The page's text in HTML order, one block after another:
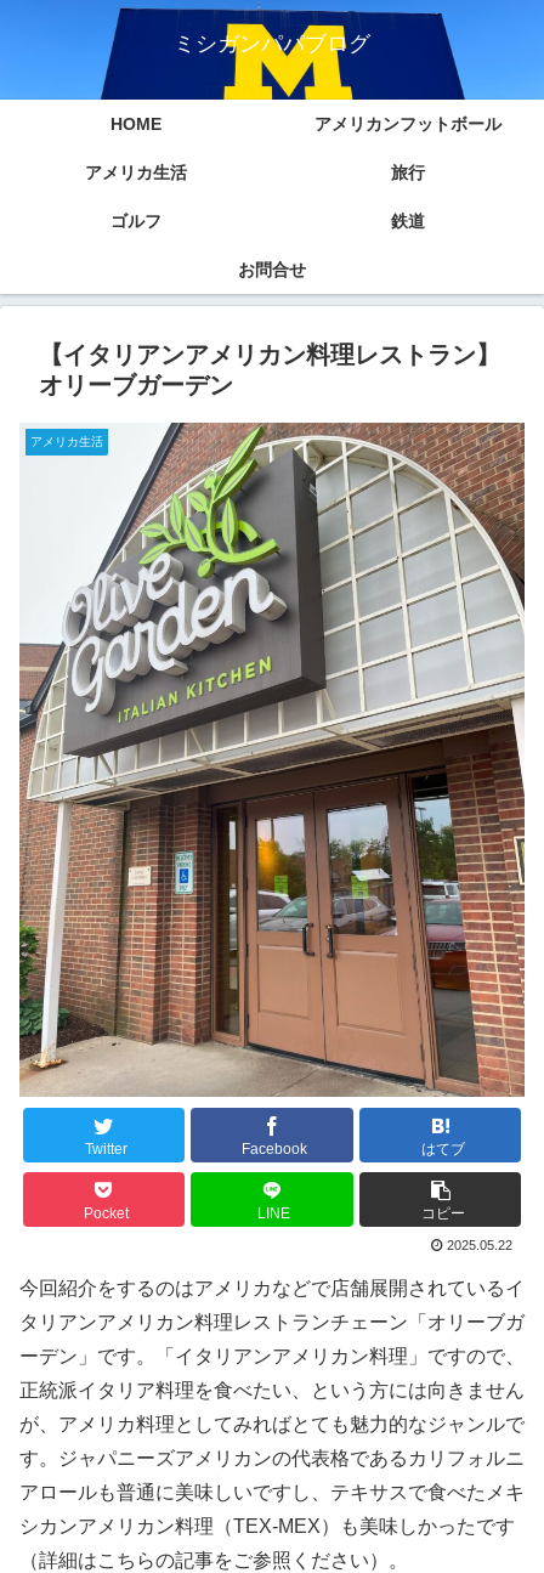
ミシガンパパブログ
HOME アメリカンフットボール
アメリカ生活 旅行
ゴルフ 鉄道
お問合せ
【イタリアンアメリカン料理レストラン】
オリーブガーデン
アメリカ生活
Twitter Facebook はてブ
Pocket LINE コピー
2025.05.22
今回紹介をするのはアメリカなどで店舗展開されているイ
タリアンアメリカン料理レストランチェーン「オリーブガ
ーデン」です。「イタリアンアメリカン料理」ですので、
正統派イタリア料理を食べたい、という方には向きません
が、アメリカ料理としてみればとても魅力的なジャンルで
す。ジャパニーズアメリカンの代表格であるカリフォルニ
アロールも普通に美味しいですし、テキサスで食べたメキ
シカンアメリカン料理（TEX-MEX）も美味しかったです
（詳細はこちらの記事をご参照ください）。